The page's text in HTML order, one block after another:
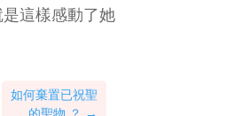
這樣感動了她
如何棄置已祝聖